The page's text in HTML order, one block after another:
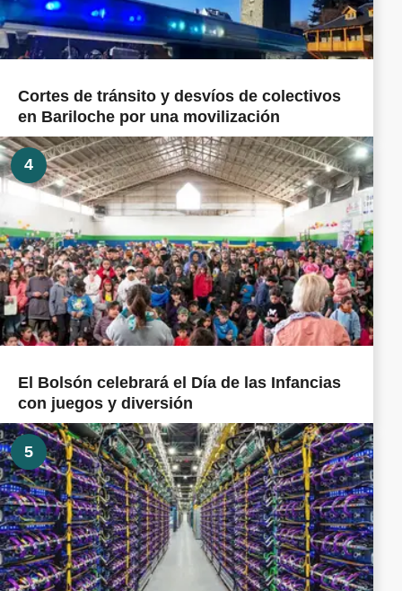
Cortes de tránsito y desvíos de colectivos
en Bariloche por una movilización
4
El Bolsón celebrará el Día de las Infancias
con juegos y diversión
5